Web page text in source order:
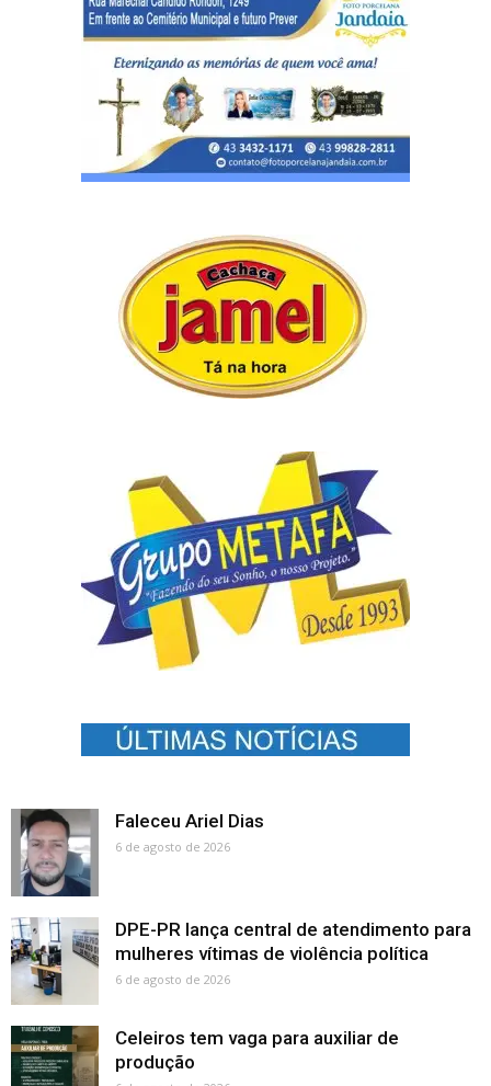
Faleceu Ariel Dias
6 de agosto de 2026
DPE-PR lança central de atendimento para
mulheres vítimas de violência política
6 de agosto de 2026
Celeiros tem vaga para auxiliar de
produção